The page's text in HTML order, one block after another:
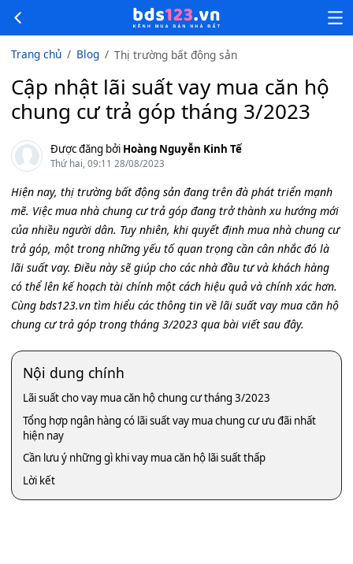
Trang chủ Blog Thị trường bất động sản
Cập nhật lãi suất vay mua căn hộ
chung cư trả góp tháng 3/2023
Được đăng bởi Hoàng Nguyễn Kinh Tế
Thứ hai, 09:11 28/08/2023
Hiện nay, thị trường bất động sản đang trên đà phát triển mạnh
mẽ. Việc mua nhà chung cư trả góp đang trở thành xu hướng mới
của nhiều người dân. Tuy nhiên, khi quyết định mua nhà chung cư
trả góp, một trong những yếu tố quan trọng cần cân nhắc đó là
lãi suất vay. Điều này sẽ giúp cho các nhà đầu tư và khách hàng
có thể lên kế hoạch tài chính một cách hiệu quả và chính xác hơn.
Cùng bds123.vn tìm hiểu các thông tin về lãi suất vay mua căn hộ
chung cư trả góp trong tháng 3/2023 qua bài viết sau đây.
Nội dung chính
Lãi suất cho vay mua căn hộ chung cư tháng 3/2023
Tổng hợp ngân hàng có lãi suất vay mua chung cư ưu đãi nhất
hiện nay
Cần lưu ý những gì khi vay mua căn hộ lãi suất thấp
Lời kết